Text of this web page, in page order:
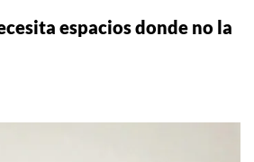
espacios donde no la